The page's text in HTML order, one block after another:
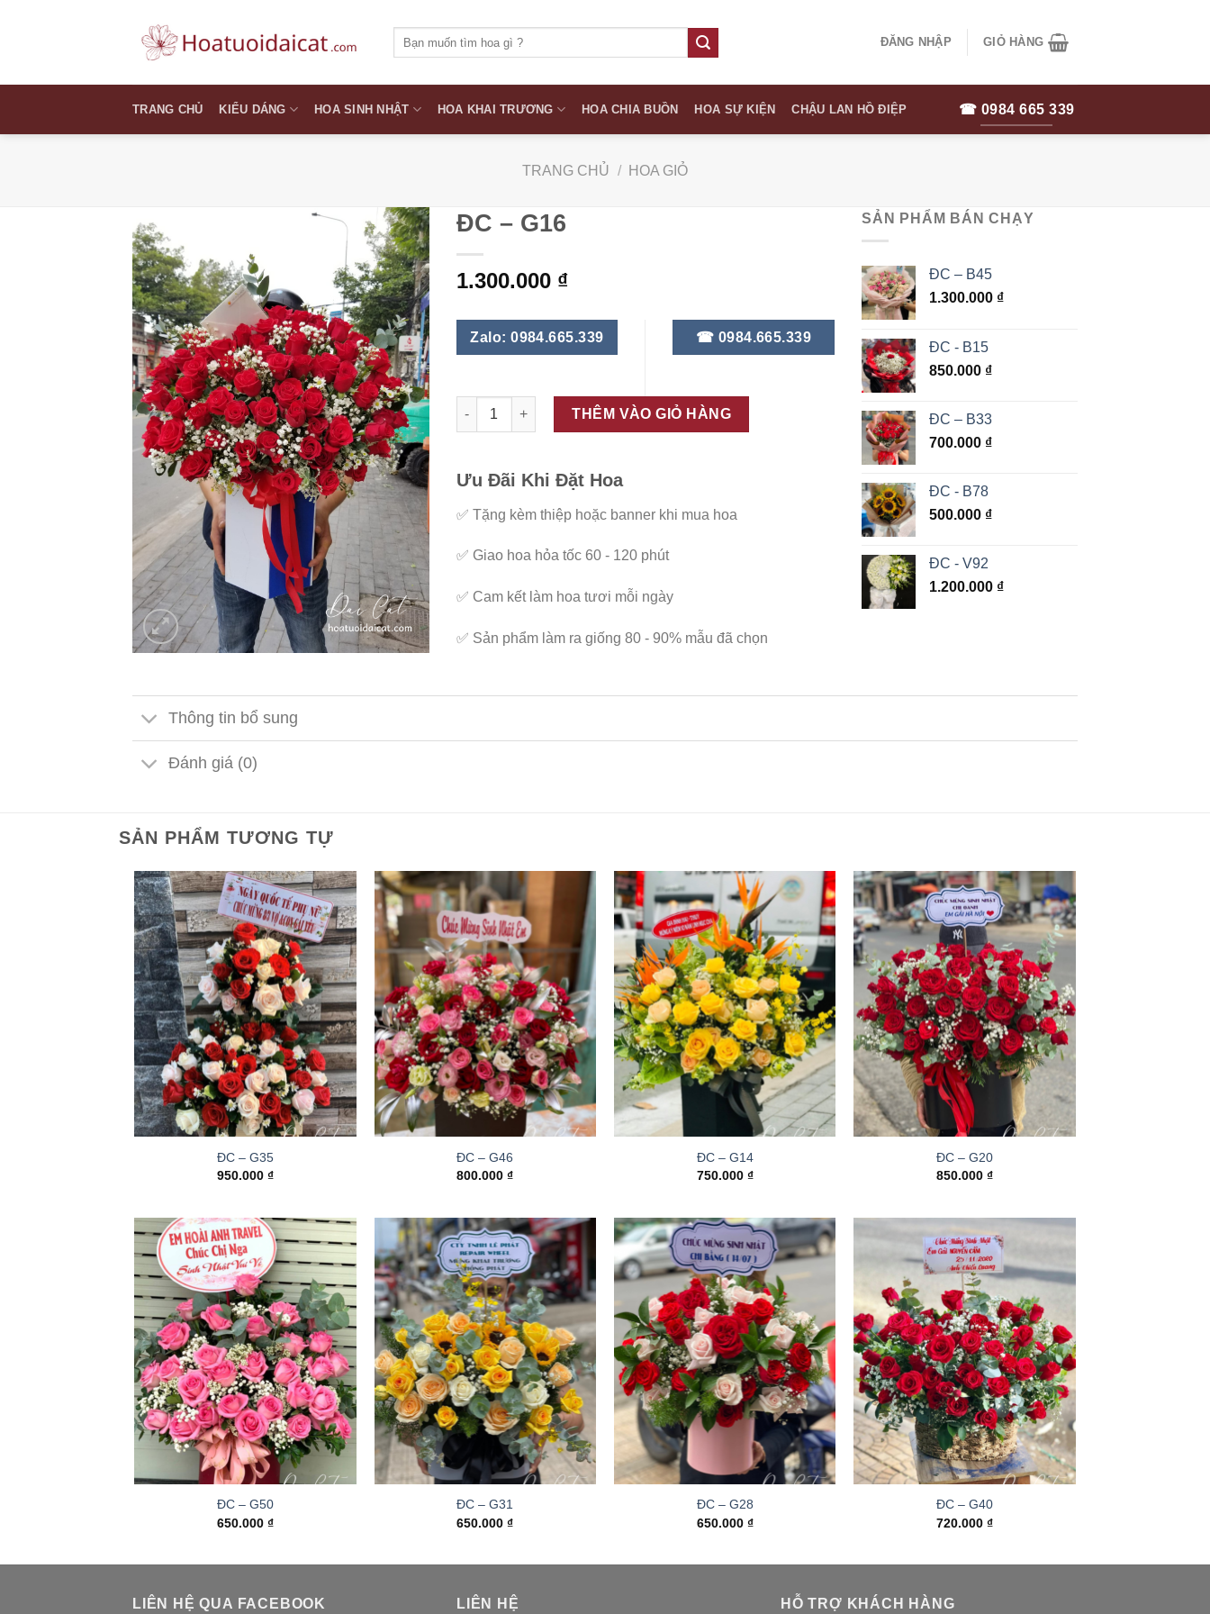
kiếm:
ĐĂNG NHẬP GIỎ HÀNG
TRANG CHỦ KIỂU DÁNG HOA SINH NHẬT HOA KHAI TRƯƠNG HOA CHIA BUỒN HOA SỰ KIỆN CHẬU LAN HỒ ĐIỆP ☎ 0984 665 339
TRANG CHỦ / HOA GIỎ
ĐC – G16
1.300.000 ₫
Zalo: 0984.665.339 ☎ 0984.665.339
ĐC - G16 số lượng
THÊM VÀO GIỎ HÀNG
Ưu Đãi Khi Đặt Hoa
✅ Tặng kèm thiệp hoặc banner khi mua hoa
✅ Giao hoa hỏa tốc 60 - 120 phút
✅ Cam kết làm hoa tươi mỗi ngày
✅ Sản phẩm làm ra giống 80 - 90% mẫu đã chọn
SẢN PHẨM BÁN CHẠY
ĐC – B45
1.300.000 ₫
ĐC - B15
850.000 ₫
ĐC – B33
700.000 ₫
ĐC - B78
500.000 ₫
ĐC - V92
1.200.000 ₫
Thông tin bổ sung
Đánh giá (0)
SẢN PHẨM TƯƠNG TỰ
ĐC – G35
950.000₫
ĐC – G46
800.000₫
ĐC – G14
750.000 ₫
ĐC – G20
850.000 ₫
ĐC – G50
650.000₫
ĐC – G31
650.000₫
ĐC – G28
650.000 ₫
ĐC – G40
720.000 ₫
LIÊN HỆ QUA FACEBOOK LIÊN HỆ HỖ TRỢ KHÁCH HÀNG